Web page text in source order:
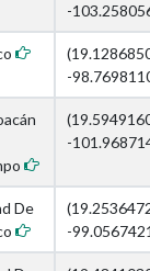
-
-
-
De
-